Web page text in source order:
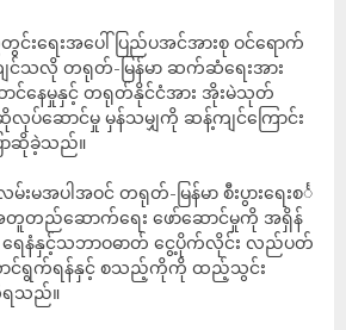
တွင်းရေးအပေါ် ပြည်ပအင်အားစု ဝင်ရောက်
င်သလို တရုတ်-မြန်မာ ဆက်ဆံရေးအား
င်နေမှုနှင့် တရုတ်နိုင်ငံအား အိုးမဲသုတ်
လုပ်ဆောင်မှု မှန်သမျှကို ဆန့်ကျင်ကြောင်း
ောဆိုခဲ့သည်။
းမအပါအဝင် တရုတ်-မြန်မာ စီးပွားရေးစင်္
အတူတည်ဆောက်ရေး ဖော်ဆောင်မှုကို အရှိန်
ာ ရေနံနှင့်သဘာဝဓာတ် ငွေ့ပိုက်လိုင်း လည်ပတ်
ောင်ရွက်ရန်နှင့် စသည့်ကိုကို ထည့်သွင်း
ရသည်။